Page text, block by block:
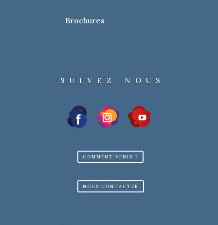
Brochures
SUIVEZ-NOUS
COMMENT VENIR ?
NOUS CONTACTER